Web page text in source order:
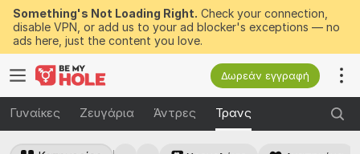
Something's Not Loading Right. Check your connection,
disable VPN, or add us to your ad blocker's exceptions — no
ads here, just the content you love.
Δωρεάν εγγραφή
Γυναίκες Ζευγάρια Άντρες Τρανς